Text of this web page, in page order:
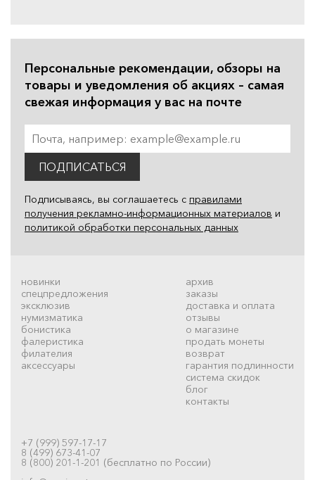
Персональные рекомендации, обзоры на
товары и уведомления об акциях – самая
свежая информация у вас на почте
ПОДПИСАТЬСЯ
Подписываясь, вы соглашаетесь с правилами
получения рекламно-информационных материалов и
политикой обработки персональных данных
новинки
спецпредложения
эксклюзив
нумизматика
бонистика
фалеристика
филателия
аксессуары
архив
заказы
доставка и оплата
отзывы
о магазине
продать монеты
возврат
гарантия подлинности
система скидок
блог
контакты
+7 (999) 597-17-17
8 (499) 673-41-07
8 (800) 201-1-201 (бесплатно по России)